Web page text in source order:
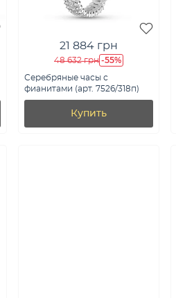
21 884 грн
48 632 грн -55%
Серебряные часы с
фианитами (арт. 7526/318п)
Купить